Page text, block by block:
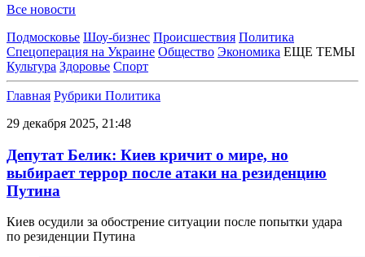
Все новости
Подмосковье Шоу-бизнес Происшествия Политика
Спецоперация на Украине Общество Экономика ЕЩЕ ТЕМЫ
Культура Здоровье Спорт
Главная Рубрики Политика
29 декабря 2025, 21:48
Депутат Белик: Киев кричит о мире, но
выбирает террор после атаки на резиденцию
Путина
Киев осудили за обострение ситуации после попытки удара
по резиденции Путина